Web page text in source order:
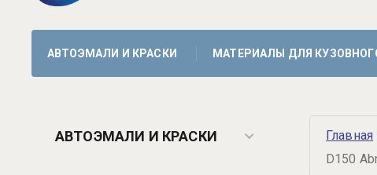
АВТОЭМАЛИ И КРАСКИ МАТЕРИАЛЫ ДЛЯ
АВТОЭМАЛИ И КРАСКИ Главная
D150